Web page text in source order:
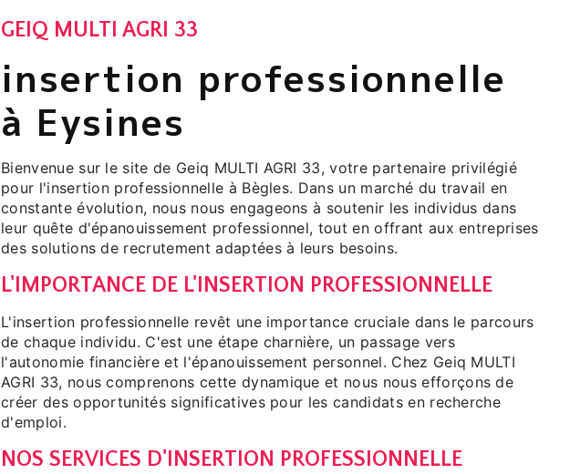
GEIQ MULTI AGRI 33
insertion professionnelle
à Eysines
Bienvenue sur le site de Geiq MULTI AGRI 33, votre partenaire privilégié
pour l'insertion professionnelle à Bègles. Dans un marché du travail en
constante évolution, nous nous engageons à soutenir les individus dans
leur quête d'épanouissement professionnel, tout en offrant aux entreprises
des solutions de recrutement adaptées à leurs besoins.
L'IMPORTANCE DE L'INSERTION PROFESSIONNELLE
L'insertion professionnelle revêt une importance cruciale dans le parcours
de chaque individu. C'est une étape charnière, un passage vers
l'autonomie financière et l'épanouissement personnel. Chez Geiq MULTI
AGRI 33, nous comprenons cette dynamique et nous nous efforçons de
créer des opportunités significatives pour les candidats en recherche
d'emploi.
NOS SERVICES D'INSERTION PROFESSIONNELLE